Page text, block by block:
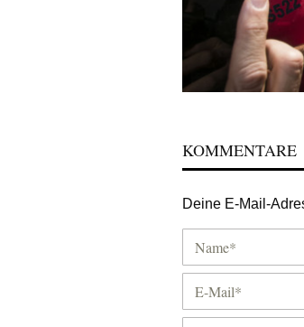
KOMMENTARE
Deine E-Mail-